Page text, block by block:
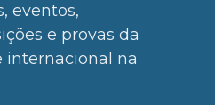
eventos,
e provas da
internacional na